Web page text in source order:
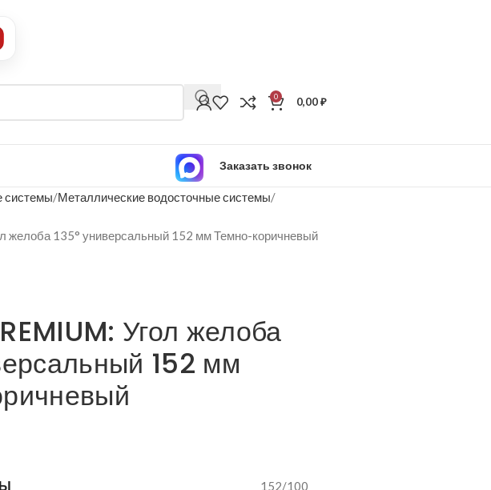
0 0,00₽
Заказать звонок
системы Металлические водосточные системы
желоба 135° универсальный 152 мм Темно-коричневый
Угол желоба
152 мм
152/100